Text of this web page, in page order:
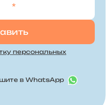
*
персональных
в WhatsApp